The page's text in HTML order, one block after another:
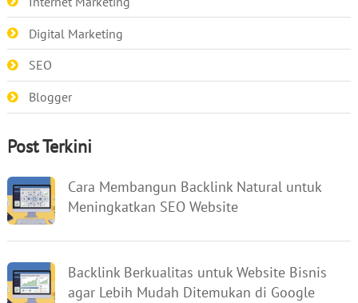
Digital Marketing
SEO
Blogger
Post Terkini
Cara Membangun Backlink Natural untuk
Meningkatkan SEO Website
Backlink Berkualitas untuk Website Bisnis
agar Lebih Mudah Ditemukan di Google